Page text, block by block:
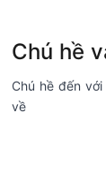
Chú hề
Chú hề đến
về